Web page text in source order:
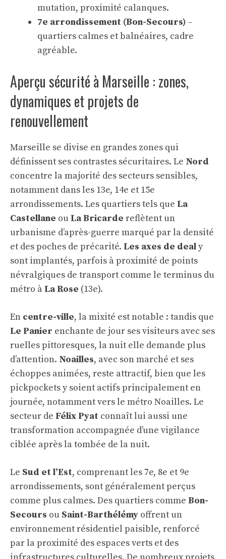
mutation, proximité calanques.
7e arrondissement (Bon-Secours) –
quartiers calmes et balnéaires, cadre
agréable.
Aperçu sécurité à Marseille : zones,
dynamiques et projets de
renouvellement
Marseille se divise en grandes zones qui
définissent ses contrastes sécuritaires. Le Nord
concentre la majorité des secteurs sensibles,
notamment dans les 13e, 14e et 15e
arrondissements. Les quartiers tels que La
Castellane ou La Bricarde reflètent un
urbanisme d’après-guerre marqué par la densité
et des poches de précarité. Les axes de dealy
sont implantés, parfois à proximité de points
névralgiques de transport comme le terminus du
métro à La Rose (13e).
En centre-ville, la mixité est notable : tandis que
Le Panier enchante de jour ses visiteurs avec ses
ruelles pittoresques, la nuit elle demande plus
d’attention. Noailles, avec son marché et ses
échoppes animées, reste attractif, bien que les
pickpockets y soient actifs principalement en
journée, notamment vers le métro Noailles. Le
secteur de Félix Pyat connaît lui aussi une
transformation accompagnée d’une vigilance
ciblée après la tombée de la nuit.
Le Sud et l’Est, comprenant les 7e, 8e et 9e
arrondissements, sont généralement perçus
comme plus calmes. Des quartiers comme Bon-
Secours ou Saint-Barthélémy offrent un
environnement résidentiel paisible, renforcé
par la proximité des espaces verts et des